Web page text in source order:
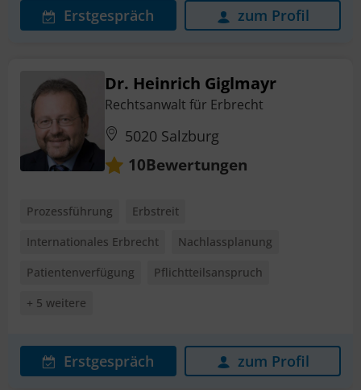
Erstgespräch zum Profil
Dr. Heinrich Giglmayr
Rechtsanwalt für Erbrecht
5020 Salzburg
10Bewertungen
Prozessführung
Erbstreit
Internationales Erbrecht
Nachlassplanung
Patientenverfügung
Pflichtteilsanspruch
+ 5 weitere
Erstgespräch zum Profil